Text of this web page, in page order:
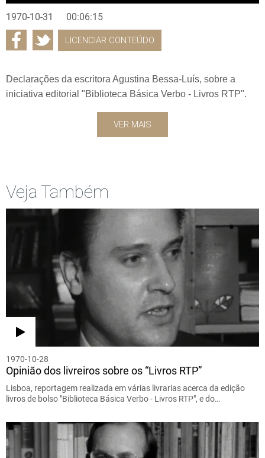
1970-10-31 00:06:15
LICENCIAR CONTEÚDO
Declarações da escritora Agustina Bessa-Luís, sobre a
iniciativa editorial "Biblioteca Básica Verbo - Livros RTP".
VER MAIS
Veja Também
1970-10-28
Opinião dos livreiros sobre os “Livros RTP”
Lisboa, reportagem realizada em várias livrarias acerca da edição
livros de bolso "Biblioteca Básica Verbo - Livros RTP", e do…